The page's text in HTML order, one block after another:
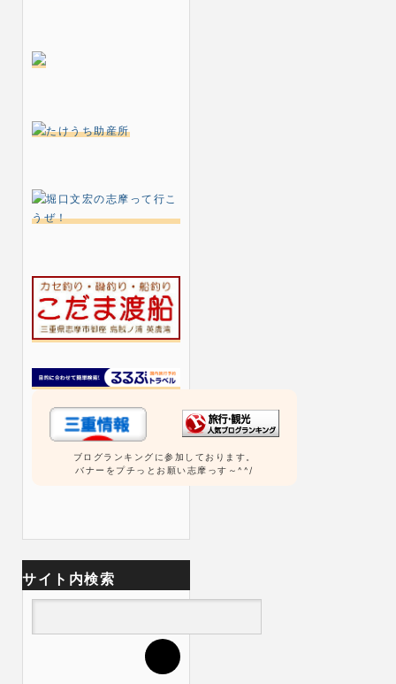
ブログランキングに参加しております。
バナーをプチっとお願い志摩っす～^^/
サイト内検索